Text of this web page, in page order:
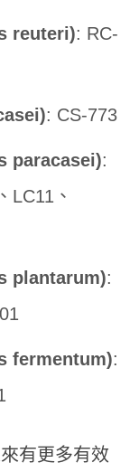
reuteri): RC-
: CS-773
paracasei):
LC11、
plantarum):
fermentum):
有更多有效